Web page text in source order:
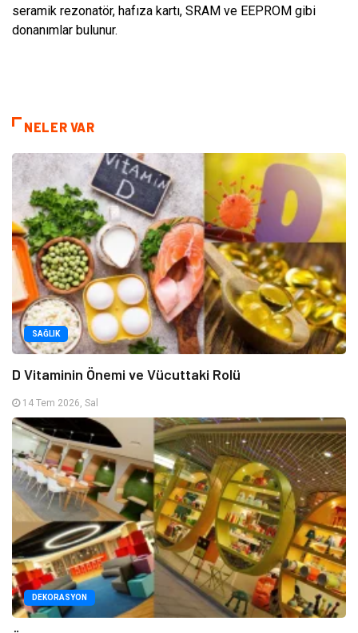
seramik rezonatör, hafıza kartı, SRAM ve EEPROM gibi
donanımlar bulunur.
NELER VAR
SAĞLIK
D Vitaminin Önemi ve Vücuttaki Rolü
14 Tem 2026, Sal
DEKORASYON